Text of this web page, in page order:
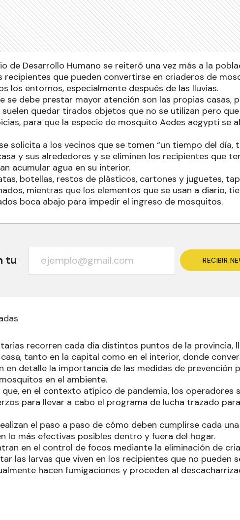
de Desarrollo Humano se reiteró una vez más a la
recipientes que pueden convertirse en criaderos de
los entornos, especialmente después de las lluvias.
se debe prestar mayor atención son las propias casas,
quedar tirados objetos que no se utilizan pero
para que la especie de mosquito Aedes aegypti se
solicita a los vecinos que se tomen “un tiempo del día,
y sus alrededores y se eliminen los recipientes que
acumular agua en su interior.
botellas, restos de plásticos, cartones y juguetes,
mientras que los elementos que se usan a diario,
boca abajo para impedir el ingreso de mosquitos.
tu RECIBIR
recorren cada día distintos puntos de la provincia,
tanto en la capital como en el interior, donde
en detalle la importancia de las medidas de prevención
en el ambiente.
en el contexto atípico de pandemia, los operadores
para llevar a cabo el programa de lucha trazado
el paso a paso de cómo deben cumplirse cada
lo más efectivas posibles dentro y fuera del hogar.
en el control de focos mediante la eliminación de
las larvas que viven en los recipientes que no pueden
hacen fumigaciones y proceden al